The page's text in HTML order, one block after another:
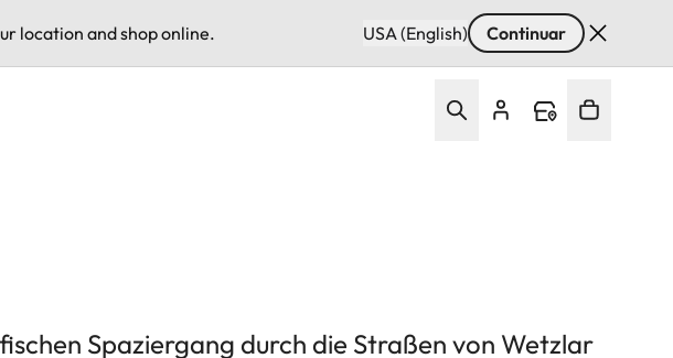
location and shop online. USA (English) Continuar
Spaziergang durch die Straßen von Wetzlar